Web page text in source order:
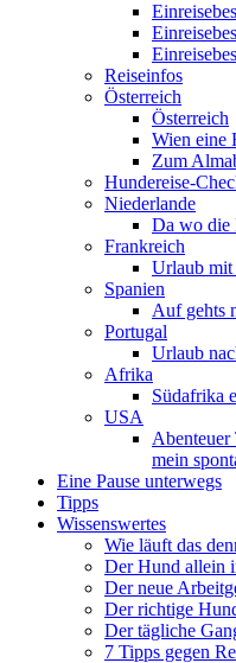
Reiseinfos
Österreich
Österreich
Wien eine
Zum
Hundereise-
Niederlande
Da wo die
Frankreich
Urlaub mit
Spanien
Auf gehts
Portugal
Urlaub
Afrika
Südafrika
USA
mein
Eine Pause unterwegs
Tipps
Wissenswertes
Wie läuft das
Der Hund allein
Der neue
Der richtige
Der tägliche
7 Tipps gegen